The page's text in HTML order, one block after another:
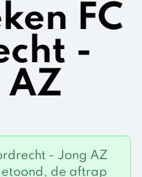
FC
-
AZ
- Jong AZ
de aftrap